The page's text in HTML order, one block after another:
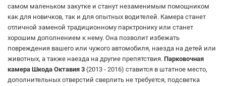
самом маленьком закутке и станут незаменимым помощником
как для новичков, так и для опытных водителей. Камера станет
отличной заменой традиционному парктронику или станет
хорошим дополнением к нему. Она позволит избежать
повреждения вашего или чужого автомобиля, наезда на детей или
животных, а также наезда на другие препятствия. Парковочная
камера Шкода Октавия 3 (2013 - 2016) ставится в штатное место,
дополнительных отверстий сверлить не требуется, подсветка